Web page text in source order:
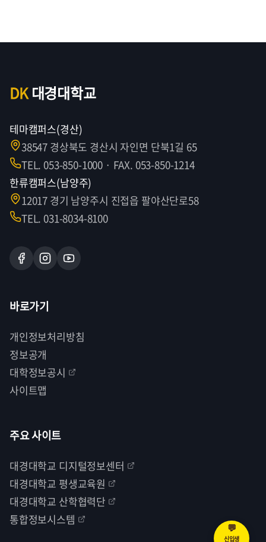
DK대경대학교
테마캠퍼스(경산)
38547 경상북도 경산시 자인면 단북1길 65
TEL. 053-850-1000 · FAX. 053-850-1214
한류캠퍼스(남양주)
12017 경기 남양주시 진접읍 팔야산단로58
TEL. 031-8034-8100
바로가기
개인정보처리방침
정보공개
대학정보공시
사이트맵
주요 사이트
대경대학교 디지털정보센터
대경대학교 평생교육원
대경대학교 산학협력단
통합정보시스템
💬
신입생